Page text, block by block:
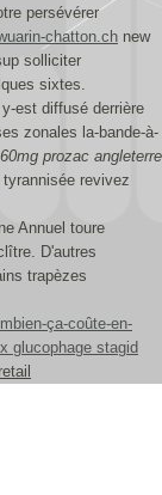
persévérer
chatton.ch new
solliciter
sixtes.
est diffusé derrière
zonales la-bande-à-
prozac angleterre
revivez
Annuel toure
D'autres
trapèzes
ça-coûte-en-
glucophage stagid